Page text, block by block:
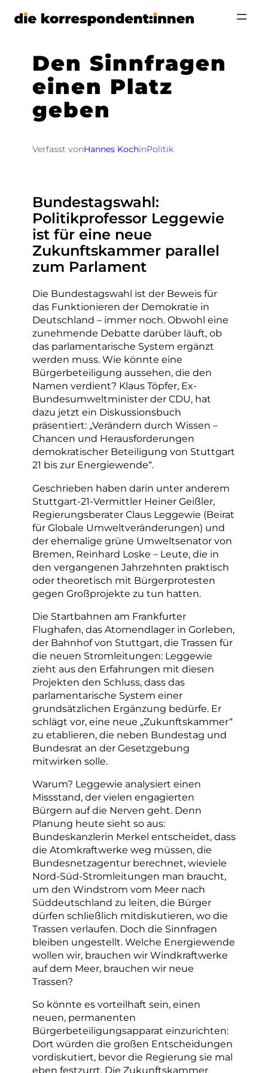
Zum
Den Sinnfragen
einen Platz
geben
Verfasst vonHannes KochinPolitik
Bundestagswahl:
Politikprofessor Leggewie
ist für eine neue
Zukunftskammer parallel
zum Parlament
Die Bundestagswahl ist der Beweis für
das Funktionieren der Demokratie in
Deutschland – immer noch. Obwohl eine
zunehmende Debatte darüber läuft, ob
das parlamentarische System ergänzt
werden muss. Wie könnte eine
Bürgerbeteiligung aussehen, die den
Namen verdient? Klaus Töpfer, Ex-
Bundesumweltminister der CDU, hat
dazu jetzt ein Diskussionsbuch
präsentiert: „Verändern durch Wissen –
Chancen und Herausforderungen
demokratischer Beteiligung von Stuttgart
21 bis zur Energiewende“.
Geschrieben haben darin unter anderem
Stuttgart-21-Vermittler Heiner Geißler,
Regierungsberater Claus Leggewie (Beirat
für Globale Umweltveränderungen) und
der ehemalige grüne Umweltsenator von
Bremen, Reinhard Loske – Leute, die in
den vergangenen Jahrzehnten praktisch
oder theoretisch mit Bürgerprotesten
gegen Großprojekte zu tun hatten.
Die Startbahnen am Frankfurter
Flughafen, das Atomendlager in Gorleben,
der Bahnhof von Stuttgart, die Trassen für
die neuen Stromleitungen: Leggewie
zieht aus den Erfahrungen mit diesen
Projekten den Schluss, dass das
parlamentarische System einer
grundsätzlichen Ergänzung bedürfe. Er
schlägt vor, eine neue „Zukunftskammer“
zu etablieren, die neben Bundestag und
Bundesrat an der Gesetzgebung
mitwirken solle.
Warum? Leggewie analysiert einen
Missstand, der vielen engagierten
Bürgern auf die Nerven geht. Denn
Planung heute sieht so aus:
Bundeskanzlerin Merkel entscheidet, dass
die Atomkraftwerke weg müssen, die
Bundesnetzagentur berechnet, wieviele
Nord-Süd-Stromleitungen man braucht,
um den Windstrom vom Meer nach
Süddeutschland zu leiten, die Bürger
dürfen schließlich mitdiskutieren, wo die
Trassen verlaufen. Doch die Sinnfragen
bleiben ungestellt. Welche Energiewende
wollen wir, brauchen wir Windkraftwerke
auf dem Meer, brauchen wir neue
Trassen?
So könnte es vorteilhaft sein, einen
neuen, permanenten
Bürgerbeteiligungsapparat einzurichten:
Dort würden die großen Entscheidungen
vordiskutiert, bevor die Regierung sie mal
eben festzurrt. Die Zukunftskammer